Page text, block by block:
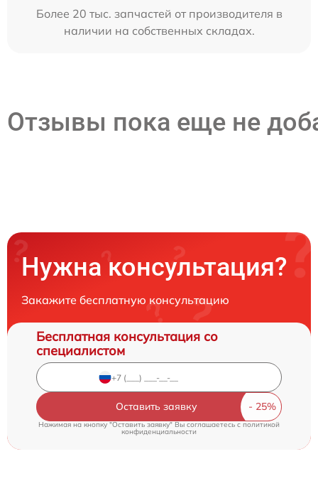
Более 20 тыс. запчастей от производителя в
наличии на собственных складах.
Отзывы пока еще не
Нужна консультация?
Закажите бесплатную консультацию
Бесплатная консультация со
специалистом
Оставить заявку
Нажимая на кнопку "Оставить заявку" Вы соглашаетесь c политикой
конфиденциальности